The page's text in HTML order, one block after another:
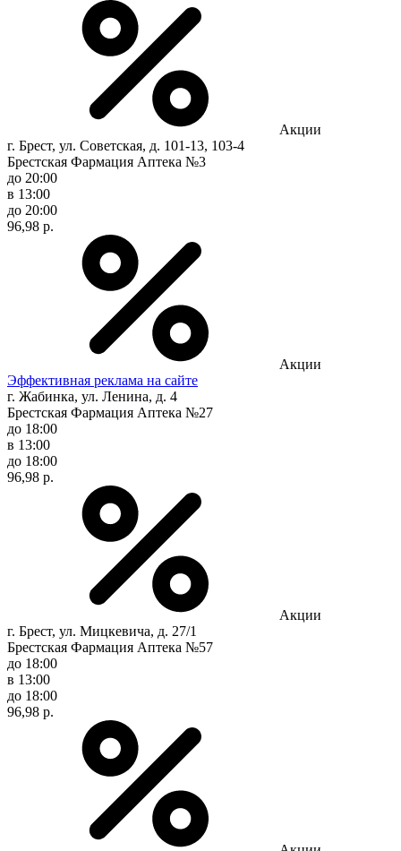
Акции
г. Брест, ул. Советская, д. 101-13, 103-4
Брестская Фармация Аптека №3
до 20:00
в 13:00
до 20:00
96,98 р.
Акции
Эффективная реклама на сайте
г. Жабинка, ул. Ленина, д. 4
Брестская Фармация Аптека №27
до 18:00
в 13:00
до 18:00
96,98 р.
Акции
г. Брест, ул. Мицкевича, д. 27/1
Брестская Фармация Аптека №57
до 18:00
в 13:00
до 18:00
96,98 р.